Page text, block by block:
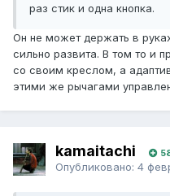
раз стик и одна кнопка.
Он не может держать в
сильно развита. В том то и
со своим креслом, а
этими же рычагами
kamaitachi
Опубликовано: 4